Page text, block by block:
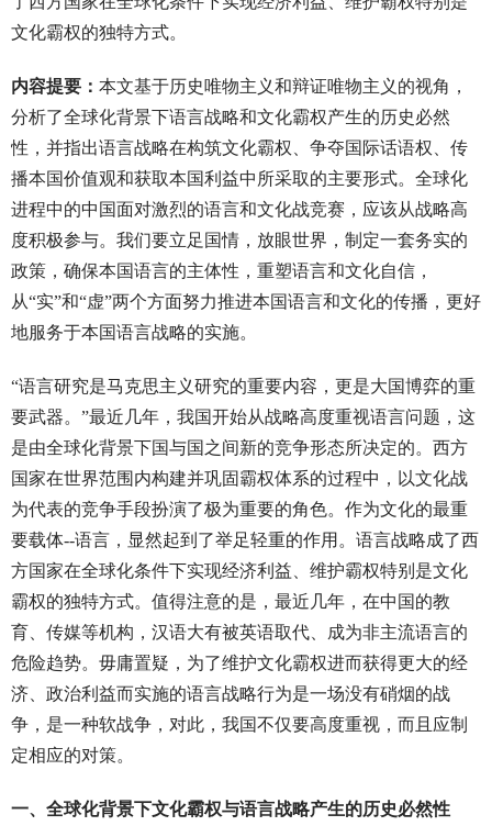
文化霸权的独特方式。
内容提要： 本文基于历史唯物主义和辩证唯物主义的视角，
分析了全球化背景下语言战略和文化霸权产生的历史必然
性，并指出语言战略在构筑文化霸权、争夺国际话语权、传
播本国价值观和获取本国利益中所采取的主要形式。全球化
进程中的中国面对激烈的语言和文化战竞赛，应该从战略高
度积极参与。我们要立足国情，放眼世界，制定一套务实的
政策，确保本国语言的主体性，重塑语言和文化自信，
从“实”和“虚”两个方面努力推进本国语言和文化的传播，更好
地服务于本国语言战略的实施。
“语言研究是马克思主义研究的重要内容，更是大国博弈的重
要武器。”最近几年，我国开始从战略高度重视语言问题，这
是由全球化背景下国与国之间新的竞争形态所决定的。西方
国家在世界范围内构建并巩固霸权体系的过程中，以文化战
为代表的竞争手段扮演了极为重要的角色。作为文化的最重
要载体--语言，显然起到了举足轻重的作用。语言战略成了西
方国家在全球化条件下实现经济利益、维护霸权特别是文化
霸权的独特方式。值得注意的是，最近几年，在中国的教
育、传媒等机构，汉语大有被英语取代、成为非主流语言的
危险趋势。毋庸置疑，为了维护文化霸权进而获得更大的经
济、政治利益而实施的语言战略行为是一场没有硝烟的战
争，是一种软战争，对此，我国不仅要高度重视，而且应制
定相应的对策。
一、全球化背景下文化霸权与语言战略产生的历史必然性